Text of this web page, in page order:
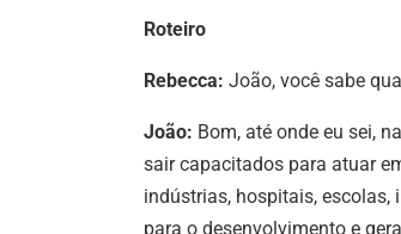
Roteiro
Rebecca: João, você sabe
João: Bom, até onde eu sei,
sair capacitados para atuar
indústrias, hospitais,
para o desenvolvimento e